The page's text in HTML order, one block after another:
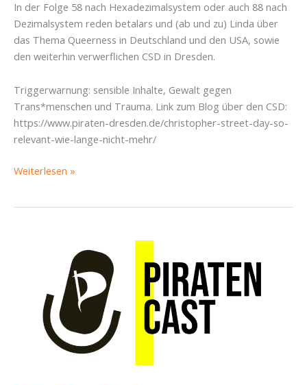
In der Folge 58 nach Hexadezimalsystem oder auch 88 nach
Dezimalsystem reden betalars und (ab und zu) Linda über
das Thema Queerness in Deutschland und den USA, sowie
den weiterhin verwerflichen CSD in Dresden.
Triggerwarnung: sensible Inhalte, Gewalt gegen
Trans*menschen und Trauma. Link zum Blog über den CSD:
https://www.piraten-dresden.de/christopher-street-day-so-
relevant-wie-lange-nicht-mehr/
Was
Gegenprotest
Dresden
Piratencast
Weiterlesen »